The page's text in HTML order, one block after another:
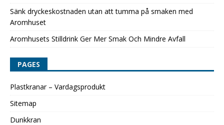
Sänk dryckeskostnaden utan att tumma på smaken med
Aromhuset
Aromhusets Stilldrink Ger Mer Smak Och Mindre Avfall
PAGES
Plastkranar – Vardagsprodukt
Sitemap
Dunkkran